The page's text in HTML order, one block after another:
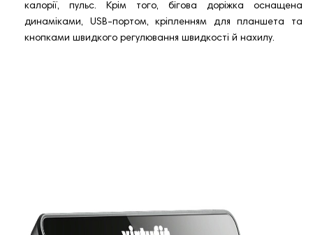
калорії, пульс. Крім того, бігова доріжка оснащена
динаміками, USB-портом, кріпленням для планшета та
кнопками швидкого регулювання швидкості й нахилу.